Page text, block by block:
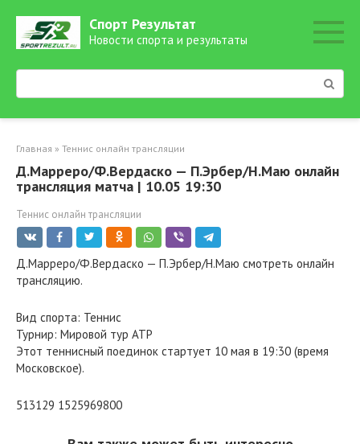
контенту
Спорт Результат
Новости спорта и результаты
Поиск:
Главная » Теннис онлайн трансляции
Д.Марреро/Ф.Вердаско — П.Эрбер/Н.Маю онлайн
трансляция матча | 10.05 19:30
Теннис онлайн трансляции
Д.Марреро/Ф.Вердаско — П.Эрбер/Н.Маю смотреть онлайн
трансляцию.
Вид спорта: Теннис
Турнир: Мировой тур ATP
Этот теннисный поединок стартует 10 мая в 19:30 (время
Московское).
513129 1525969800